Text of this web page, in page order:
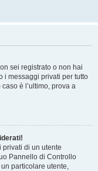
sei registrato o non hai
i messaggi privati per tutto
è l’ultimo, prova a
privati ​​di un utente
Pannello di Controllo
particolare utente,